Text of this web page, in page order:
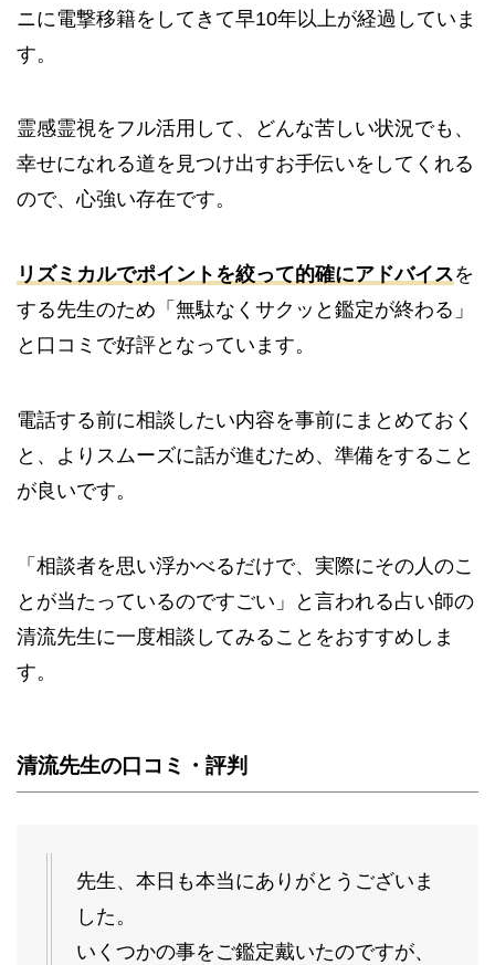
ニに電撃移籍をしてきて早10年以上が経過していま
す。
霊感霊視をフル活用して、どんな苦しい状況でも、
幸せになれる道を見つけ出すお手伝いをしてくれる
ので、心強い存在です。
リズミカルでポイントを絞って的確にアドバイスを
する先生のため「無駄なくサクッと鑑定が終わる」
と口コミで好評となっています。
電話する前に相談したい内容を事前にまとめておく
と、よりスムーズに話が進むため、準備をすること
が良いです。
「相談者を思い浮かべるだけで、実際にその人のこ
とが当たっているのですごい」と言われる占い師の
清流先生に一度相談してみることをおすすめしま
す。
清流先生の口コミ・評判
先生、本日も本当にありがとうございま
した。
いくつかの事をご鑑定戴いたのですが、